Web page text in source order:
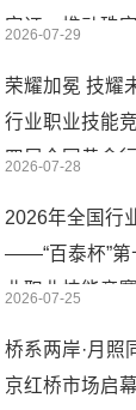
实证，推动珠
2026-07-29
荣耀加冕 技耀
行业职业技能
四届全国黄金
2026-07-28
2026年全国行
——“百泰杯”第
业职业技能竞
2026-07-25
桥系两岸·月照
京红桥市场启幕